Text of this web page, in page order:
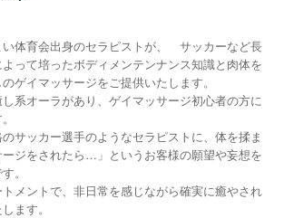
体育会出身のセラピストが、 サッカーなど長
って培ったボディメンテンナンス知識と肉体を
ゲイマッサージをご提供いたします。
系オーラがあり、ゲイマッサージ初心者の方に
のサッカー選手のようなセラピストに、体を揉ま
ジをされたら…」というお客様の願望や妄想を
。
メントで、非日常を感じながら確実に癒やされ
ます。